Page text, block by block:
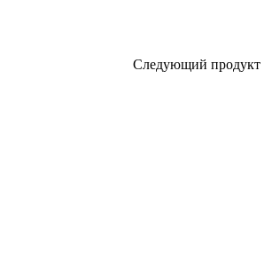
Следующий продукт